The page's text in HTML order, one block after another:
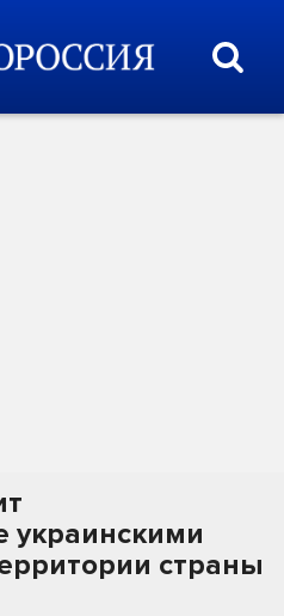
украинскими
страны